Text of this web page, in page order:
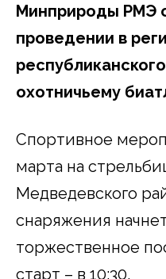
Минприроды РМЭ
проведении в
охотничьему
Спортивное
марта на
Медведевского
снаряжения
торжественное
старт – в 10:30.